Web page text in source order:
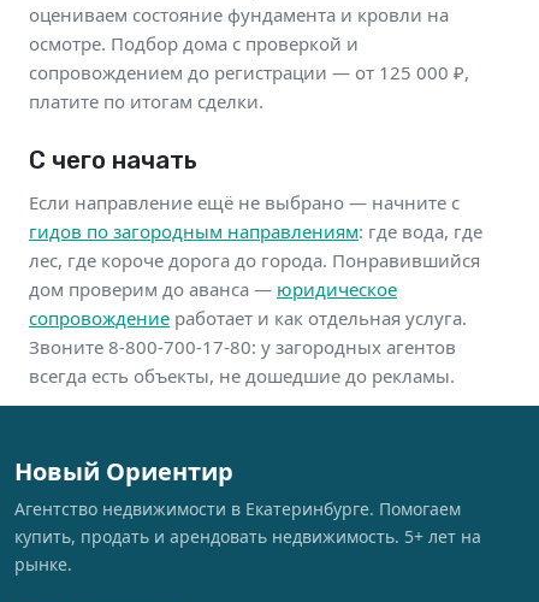
оцениваем состояние фундамента и кровли на
осмотре. Подбор дома с проверкой и
сопровождением до регистрации — от 125 000 ₽,
платите по итогам сделки.
С чего начать
Если направление ещё не выбрано — начните с
гидов по загородным направлениям: где вода, где
лес, где короче дорога до города. Понравившийся
дом проверим до аванса — юридическое
сопровождение работает и как отдельная услуга.
Звоните 8-800-700-17-80: у загородных агентов
всегда есть объекты, не дошедшие до рекламы.
Новый Ориентир
Агентство недвижимости в Екатеринбурге. Помогаем
купить, продать и арендовать недвижимость. 5+ лет на
рынке.